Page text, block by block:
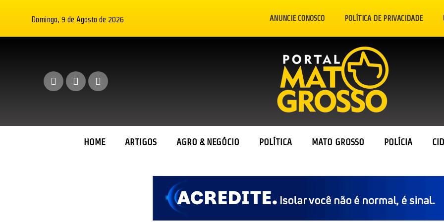
Domingo, 9 de Agosto de 2026 ANUNCIE CONOSCO POLÍTICA DE PRIVACIDADE
HOME ARTIGOS AGRO & NEGÓCIO POLÍTICA MATO GROSSO POLÍCIA